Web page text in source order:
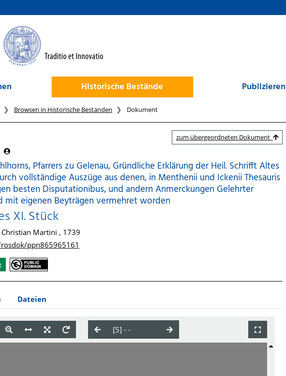
Historische Bestände Publizieren
Browsen in Historische Beständen Dokument
zum übergeordneten Dokument
Pfarrers zu Gelenau, Gründliche Erklärung der Heil. Schrifft Altes
vollständige Auszüge aus denen, in Menthenii und Ickenii Thesauris
besten Disputationibus, und andern Anmerckungen Gelehrter
mit eigenen Beyträgen vermehret worden
XI. Stück
Christian Martini , 1739
ppn865965161
Dateien